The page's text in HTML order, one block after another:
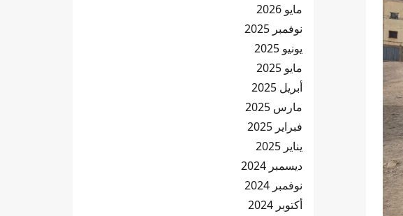
مايو 2026
نوفمبر 2025
يونيو 2025
مايو 2025
أبريل 2025
مارس 2025
فبراير 2025
يناير 2025
ديسمبر 2024
نوفمبر 2024
أكتوبر 2024